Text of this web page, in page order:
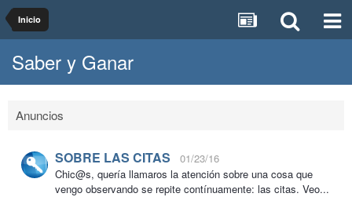
Inicio
Saber y Ganar
Anuncios
SOBRE LAS CITAS
01/23/16
Chic@s, quería llamaros la atención sobre una cosa que
vengo observando se repite contínuamente: las citas. Veo...